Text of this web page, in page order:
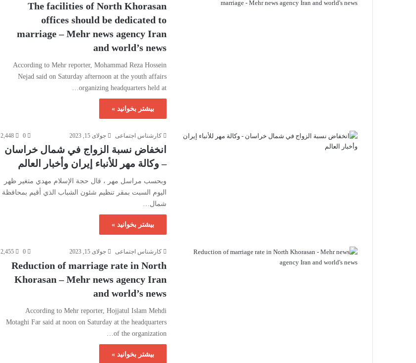
The facilities of North Khorasan
offices should be dedicated to
marriage – Mehr news agency Iran
and world’s news
According to Mehr reporter, Mohammad Reza Hossein
Nejad said on Saturday afternoon at the youth affairs
organizing headquarters held at…
بیشتر بخوانید »
کارشناس اجتماعی جولای 15, 2023 0
2,448
انخفاض نسبة الزواج في شمال خراسان
– وكالة مهر للأنباء إيران وأخبار العالم
وبحسب مراسل مهر ، قال حجة الإسلام مهدي متغير ظهر
اليوم السبت بمقر تنظيم شئون الشباب الذي أقيم بمحافظة
شمال…
بیشتر بخوانید »
کارشناس اجتماعی جولای 15, 2023 0
2,455
Reduction of marriage rate in North
Khorasan – Mehr news agency Iran
and world’s news
According to Mehr reporter, Hojjatul Islam Mehdi
Motaghi Far said at noon on Saturday at the headquarters
of the organization…
بیشتر بخوانید »